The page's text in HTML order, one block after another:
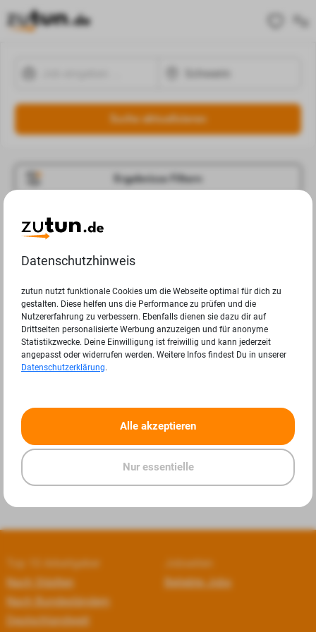
Suche aktualisieren
Ergebnisse Filtern
Jobangebote
Ergebnisse.
« »
Top 10 Arbeitgeber
Nach Städten
Nach Bundesländern
Deutschlandweit
Jobseiten
Beliebte Jobs
Datenschutzhinweis
zutun nutzt funktionale Cookies um die Webseite optimal für dich zu
gestalten. Diese helfen uns die Performance zu prüfen und die
Nutzererfahrung zu verbessern. Ebenfalls dienen sie dazu dir auf
Drittseiten personalisierte Werbung anzuzeigen und für anonyme
Statistikzwecke. Deine Einwilligung ist freiwillig und kann jederzeit
angepasst oder widerrufen werden. Weitere Infos findest Du in unserer
Datenschutzerklärung.
Alle akzeptieren
Nur essentielle